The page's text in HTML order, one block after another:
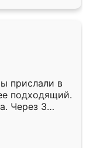
прислали в
подходящий.
Через 3
Остались